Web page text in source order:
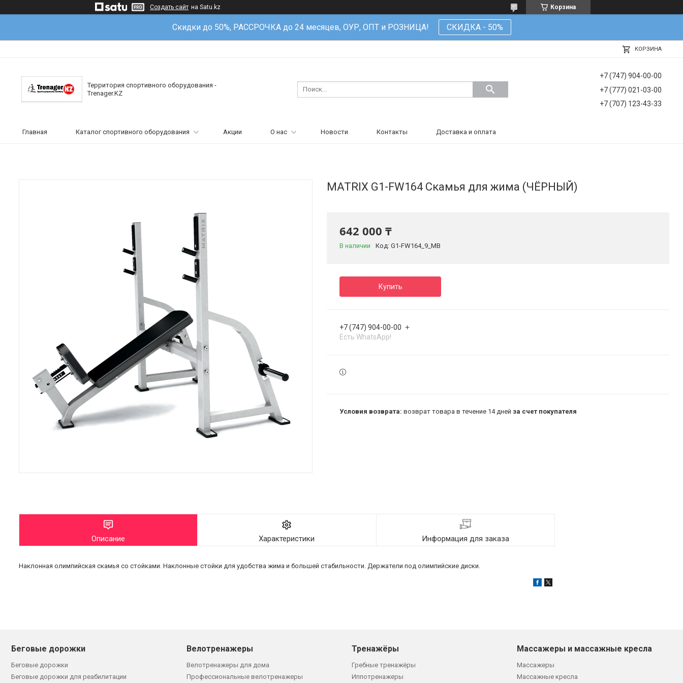
Создать сайт на Satu.kz Корзина
Скидки до 50%, РАССРОЧКА до 24 месяцев, ОУР, ОПТ и РОЗНИЦА! СКИДКА - 50%
КОРЗИНА
Территория спортивного оборудования -
Trenager.KZ
+7 (747) 904-00-00
+7 (777) 021-03-00
+7 (707) 123-43-33
Главная Каталог спортивного оборудования Акции О нас Новости Контакты Доставка и оплата
MATRIX G1-FW164 Cкамья для жима (ЧЁРНЫЙ)
642 000 ₸
В наличии Код: G1-FW164_9_MB
Купить
+7 (747) 904-00-00
Есть WhatsApp!
возврат товара в течение 14 дней за счет покупателя
Описание Характеристики Информация для заказа
Наклонная олимпийская скамья со стойками. Наклонные стойки для удобства жима и большей стабильности. Держатели под олимпийские диски.
Беговые дорожки
Беговые дорожки
Беговые дорожки для реабилитации
Велотренажеры
Велотренажеры для дома
Профессиональные велотренажеры
Тренажёры
Гребные тренажёры
Иппотренажеры
Массажеры и массажные кресла
Массажеры
Массажные кресла